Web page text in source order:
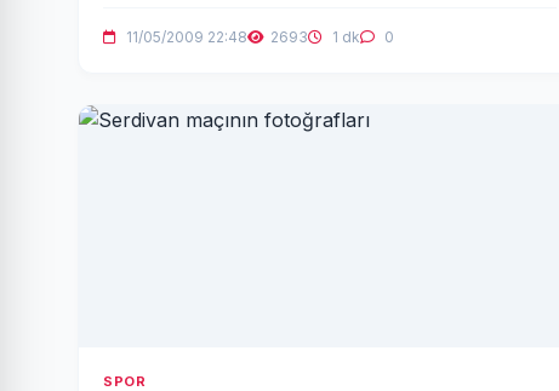
11/05/2009 22:48 2693 1 dk 0
SPOR